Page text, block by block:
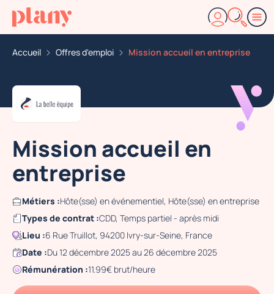
Accueil Offres d'emploi Mission accueil en entreprise
Mission accueil en
entreprise
Métiers :Hôte(sse) en événementiel, Hôte(sse) en entreprise
Types de contrat :CDD, Temps partiel - après midi
Lieu :6 Rue Truillot, 94200 Ivry-sur-Seine, France
Date :Du 12 décembre 2025 au 26 décembre 2025
Rémunération :11.99€ brut/heure